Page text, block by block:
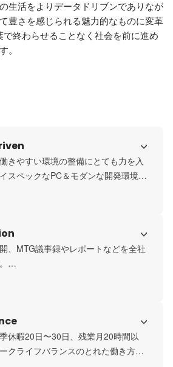
生活をよりデータドリブンでありなが
豊さを感じられる魅力的なものに変革
終わらせることなく社会を前に進め
きやすい環境の整備にとても力を入
スペックなPC＆モダンな開発環境で
、MTG議事録やレポートなどを全社
休暇20日〜30日、残業月20時間以
クライフバランスのとれた働き方が